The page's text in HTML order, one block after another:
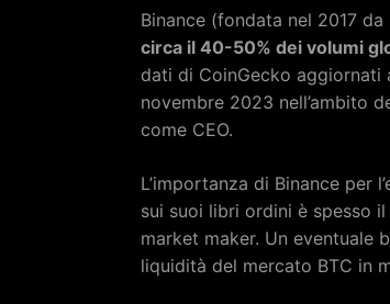
Binance (fondata nel 2017
circa il 40-50% dei volumi
dati di CoinGecko aggiornati
novembre 2023 nell’ambito
come CEO.
L’importanza di Binance per
sui suoi libri ordini è spesso
market maker. Un eventuale
liquidità del mercato BTC in